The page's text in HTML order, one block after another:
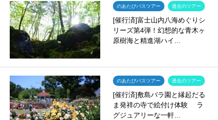
のあたびバスツアー 過去のツアー
[催行済]富士山内八海めぐりシ
リーズ第4弾！幻想的な青木ヶ
原樹海と精進湖ハイ…
のあたびバスツアー 過去のツアー
[催行済]敷島バラ園と縁起だる
ま発祥の寺で絵付け体験 ラ
グジュアリーな一軒…